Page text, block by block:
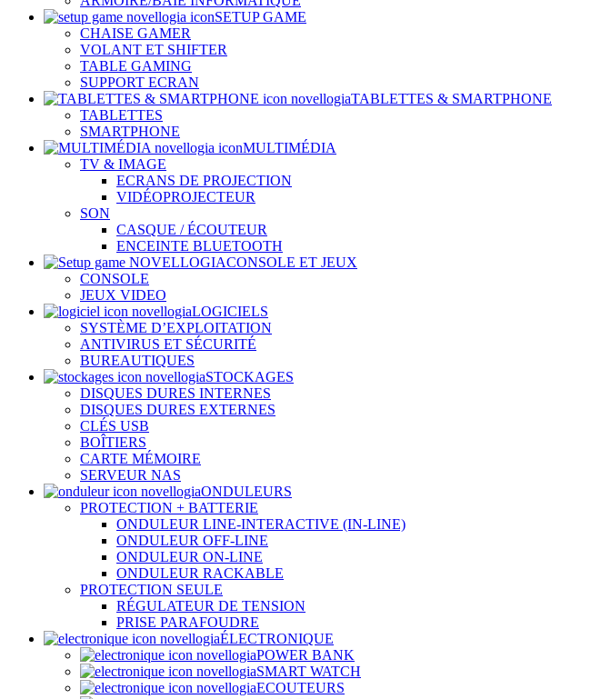
SETUP GAME
CHAISE GAMER
VOLANT ET SHIFTER
TABLE GAMING
SUPPORT ECRAN
TABLETTES & SMARTPHONE
TABLETTES
SMARTPHONE
MULTIMÉDIA
TV & IMAGE
ECRANS DE PROJECTION
VIDÉOPROJECTEUR
SON
CASQUE / ÉCOUTEUR
ENCEINTE BLUETOOTH
CONSOLE ET JEUX
CONSOLE
JEUX VIDEO
LOGICIELS
SYSTÈME D’EXPLOITATION
ANTIVIRUS ET SÉCURITÉ
BUREAUTIQUES
STOCKAGES
DISQUES DURES INTERNES
DISQUES DURES EXTERNES
CLÉS USB
BOÎTIERS
CARTE MÉMOIRE
SERVEUR NAS
ONDULEURS
PROTECTION + BATTERIE
ONDULEUR LINE-INTERACTIVE (IN-LINE)
ONDULEUR OFF-LINE
ONDULEUR ON-LINE
ONDULEUR RACKABLE
PROTECTION SEULE
RÉGULATEUR DE TENSION
PRISE PARAFOUDRE
ÉLECTRONIQUE
POWER BANK
SMART WATCH
ECOUTEURS